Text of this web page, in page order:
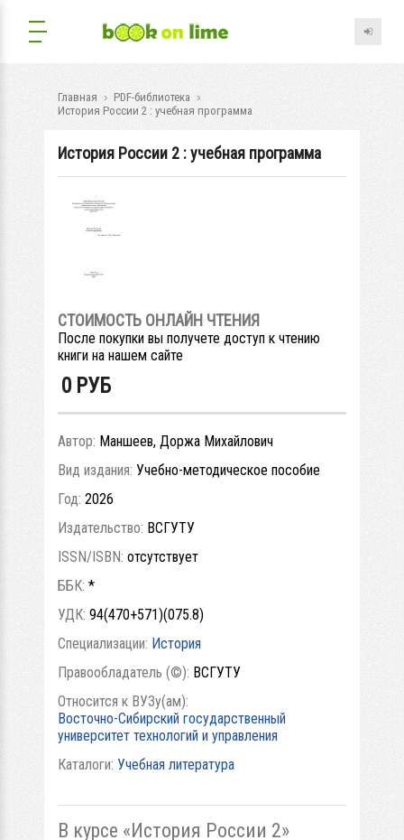
Главная
PDF-библиотека
История России 2 : учебная программа
История России 2 : учебная программа
СТОИМОСТЬ ОНЛАЙН ЧТЕНИЯ
После покупки вы получете доступ к чтению
книги на нашем сайте
0 РУБ
Автор: Маншеев, Доржа Михайлович
Вид издания: Учебно-методическое пособие
Год: 2026
Издательство: ВСГУТУ
ISSN/ISBN: отсутствует
ББК: *
УДК: 94(470+571)(075.8)
Специализации: История
Правообладатель (©): ВСГУТУ
Относится к ВУЗу(ам):
Восточно-Сибирский государственный
университет технологий и управления
Каталоги: Учебная литература
В курсе «История России 2»